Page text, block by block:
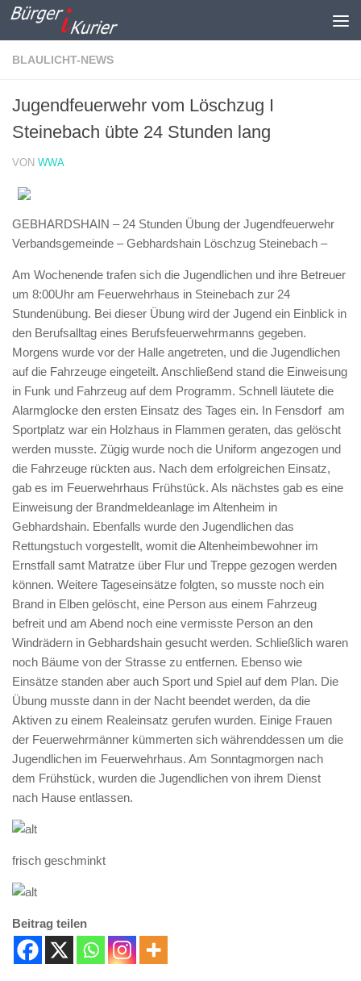
Zum Inhalt springen
BLAULICHT-NEWS
Jugendfeuerwehr vom Löschzug I
Steinebach übte 24 Stunden lang
VON WWA
GEBHARDSHAIN – 24 Stunden Übung der Jugendfeuerwehr
Verbandsgemeinde – Gebhardshain Löschzug Steinebach –
Am Wochenende trafen sich die Jugendlichen und ihre Betreuer
um 8:00Uhr am Feuerwehrhaus in Steinebach zur 24
Stundenübung. Bei dieser Übung wird der Jugend ein Einblick in
den Berufsalltag eines Berufsfeuerwehrmanns gegeben.
Morgens wurde vor der Halle angetreten, und die Jugendlichen
auf die Fahrzeuge eingeteilt. Anschließend stand die Einweisung
in Funk und Fahrzeug auf dem Programm. Schnell läutete die
Alarmglocke den ersten Einsatz des Tages ein. In Fensdorf am
Sportplatz war ein Holzhaus in Flammen geraten, das gelöscht
werden musste. Zügig wurde noch die Uniform angezogen und
die Fahrzeuge rückten aus. Nach dem erfolgreichen Einsatz,
gab es im Feuerwehrhaus Frühstück. Als nächstes gab es eine
Einweisung der Brandmeldeanlage im Altenheim in
Gebhardshain. Ebenfalls wurde den Jugendlichen das
Rettungstuch vorgestellt, womit die Altenheimbewohner im
Ernstfall samt Matratze über Flur und Treppe gezogen werden
können. Weitere Tageseinsätze folgten, so musste noch ein
Brand in Elben gelöscht, eine Person aus einem Fahrzeug
befreit und am Abend noch eine vermisste Person an den
Windrädern in Gebhardshain gesucht werden. Schließlich waren
noch Bäume von der Strasse zu entfernen. Ebenso wie
Einsätze standen aber auch Sport und Spiel auf dem Plan. Die
Übung musste dann in der Nacht beendet werden, da die
Aktiven zu einem Realeinsatz gerufen wurden. Einige Frauen
der Feuerwehrmänner kümmerten sich währenddessen um die
Jugendlichen im Feuerwehrhaus. Am Sonntagmorgen nach
dem Frühstück, wurden die Jugendlichen von ihrem Dienst
nach Hause entlassen.
frisch geschminkt
Beitrag teilen